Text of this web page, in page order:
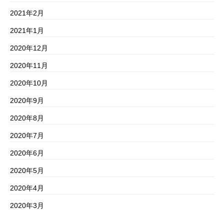
2021年2月
2021年1月
2020年12月
2020年11月
2020年10月
2020年9月
2020年8月
2020年7月
2020年6月
2020年5月
2020年4月
2020年3月